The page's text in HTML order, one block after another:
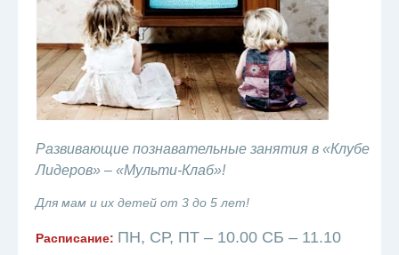
Развивающие познавательные занятия в «Клубе
Лидеров» – «Мульти-Клаб»!
Для мам и их детей от 3 до 5 лет!
Расписание: ПН, СР, ПТ – 10.00 СБ – 11.10